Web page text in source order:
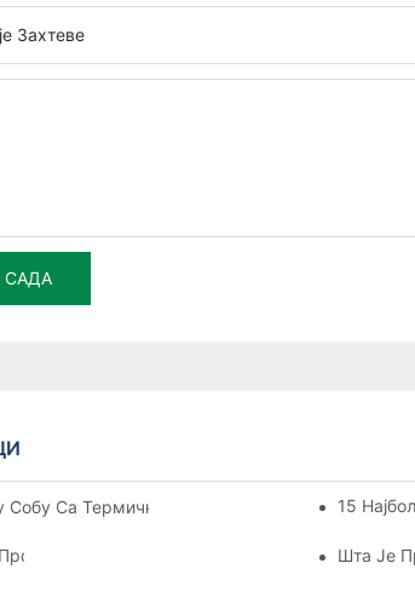
Захтеве
Собу Са Термичким Прекидом Од 15
Шта Је